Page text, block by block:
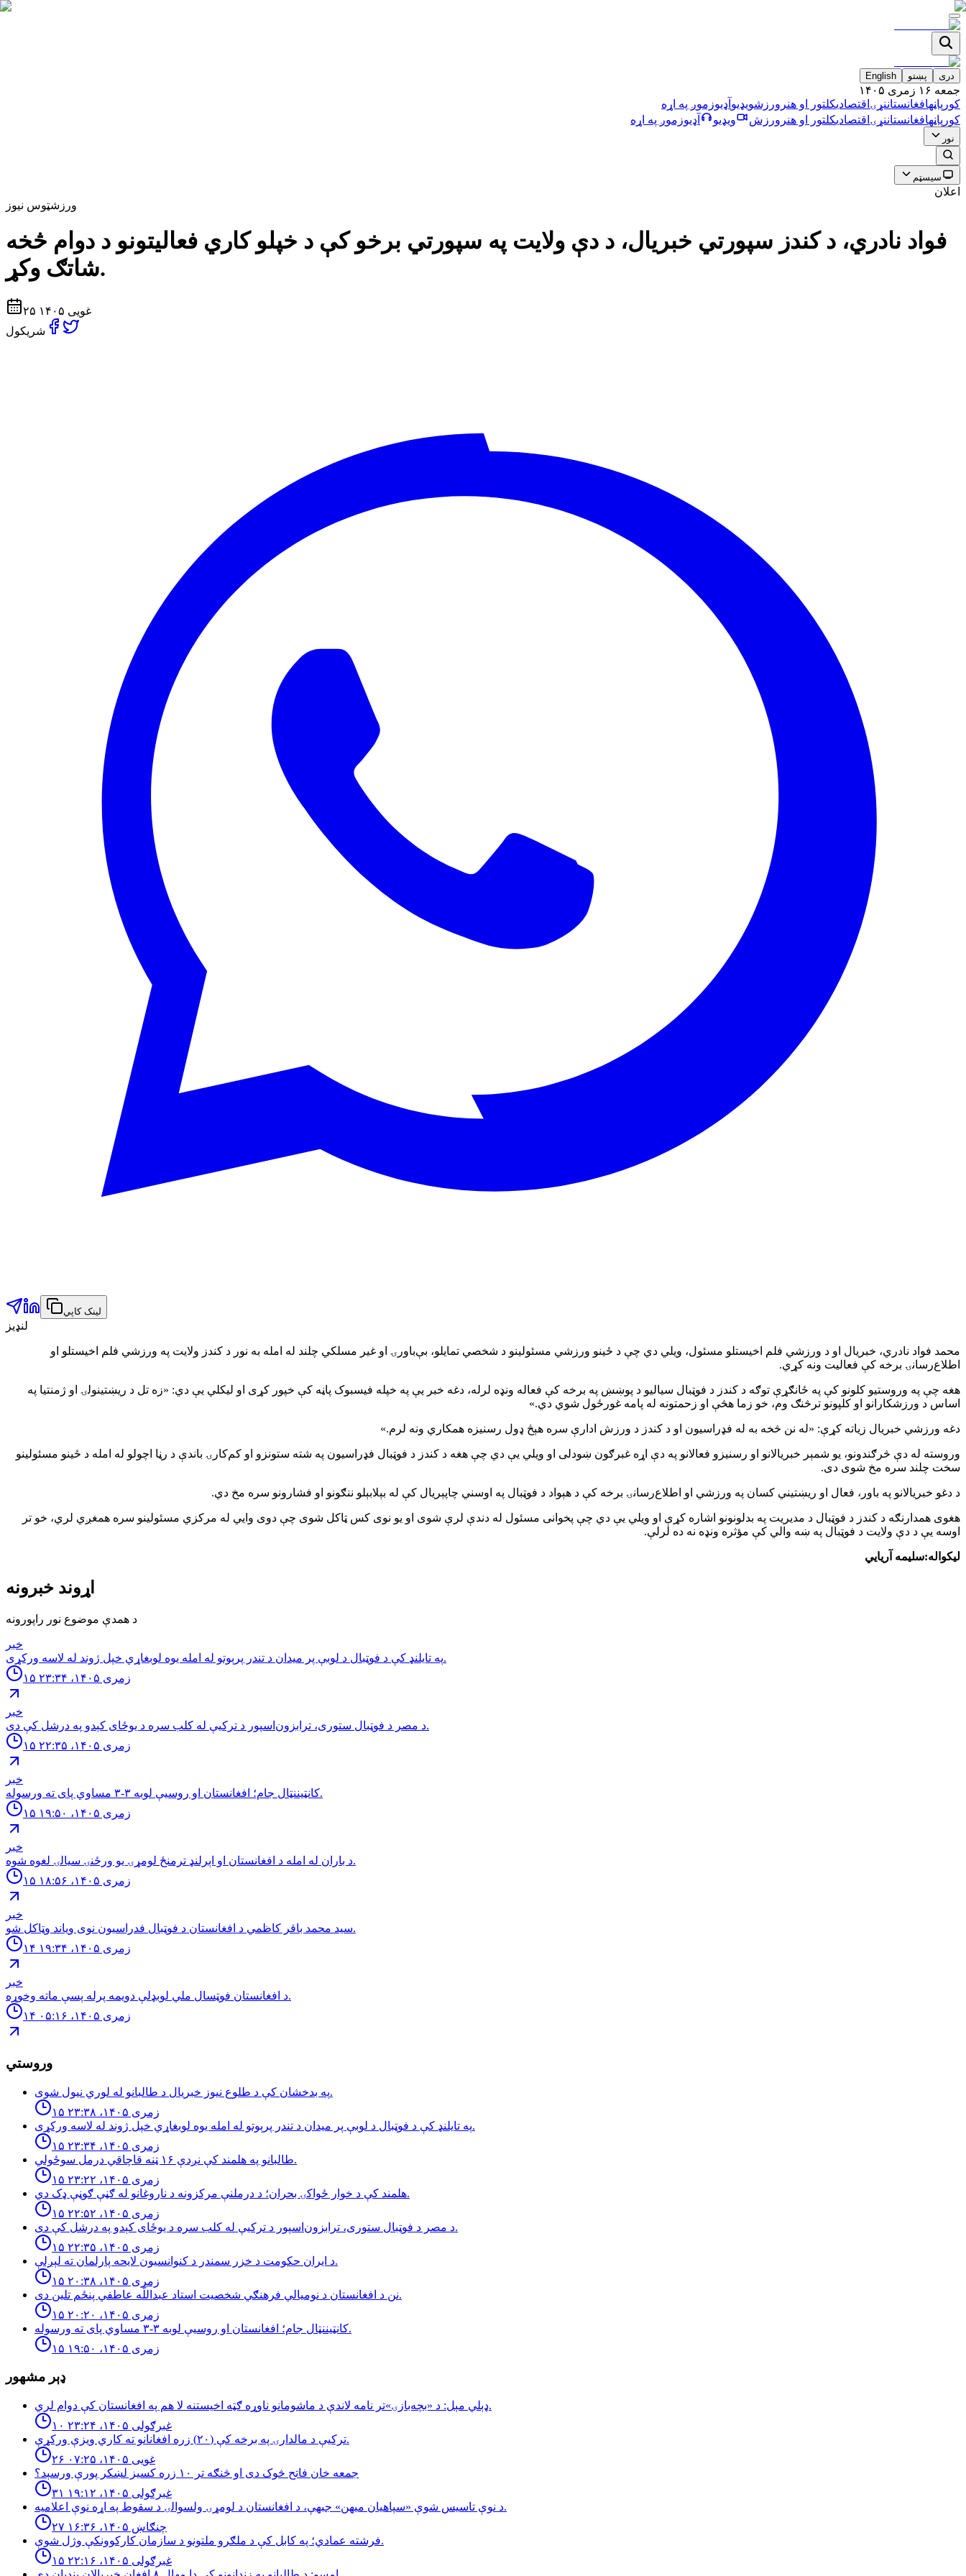
دری پښتو English
جمعه ۱۶ زمری ۱۴۰۵
کورپاڼهافغانستاننړۍ اقتصاديکلتور او هنر ورزشویډیو آډیوزموږ په اړه
کورپاڼهافغانستاننړۍ اقتصاديکلتور او هنر ورزش ویډیو آډیوزموږ په اړه
نور
سیسټم
اعلان
ورزشټوس نیوز
فواد نادري، د کندز سپورتي خبریال، د دې ولایت په سپورتي برخو کې د خپلو کاري فعالیتونو د دوام څخه
شاتګ وکړ.
۲۵ غویی ۱۴۰۵
شریکول
لینک کاپي
لنډیز
محمد فواد نادري، خبریال او د ورزشي فلم اخیستلو مسئول، ویلي دي چې د ځینو ورزشي مسئولینو د شخصي تمايلو، بې‌باورۍ او غیر مسلکي چلند له امله به نور د کندز ولایت په ورزشي فلم اخیستلو او
اطلاع‌رسانۍ برخه کې فعالیت ونه کړي.
هغه چې په وروستیو کلونو کې په ځانګړې توګه د کندز د فوټبال سیالیو د پوښښ په برخه کې فعاله ونډه لرله، دغه خبر یې په خپله فیسبوک پاڼه کې خپور کړی او لیکلي یې دي: «زه تل د ریښتینولۍ او ژمنتیا په
اساس د ورزشکارانو او کلپونو ترڅنګ وم، خو زما هڅې او زحمتونه له پامه غورځول شوي دي.»
دغه ورزشي خبریال زیاته کړې: «له نن څخه به له فډراسیون او د کندز د ورزش ادارې سره هېڅ ډول رسنیزه همکاري ونه لرم.»
وروسته له دې څرګندونو، یو شمېر خبریالانو او رسنیزو فعالانو په دې اړه غبرګون ښودلی او ویلي یې دي چې هغه د کندز د فوټبال فډراسیون په شته ستونزو او کم‌کارۍ باندې د رڼا اچولو له امله د ځینو مسئولینو
سخت چلند سره مخ شوی دی.
د دغو خبریالانو په باور، فعال او ریښتیني کسان په ورزشي او اطلاع‌رسانۍ برخه کې د هېواد د فوټبال په اوسني چاپېریال کې له بېلابېلو ننګونو او فشارونو سره مخ دي.
هغوی همدارنګه د کندز د فوټبال د مدیریت په بدلونونو اشاره کړې او ویلي یې دي چې پخوانی مسئول له دندې لرې شوی او یو نوی کس ټاکل شوی چې دوی وایي له مرکزي مسئولینو سره همغږي لري، خو تر
اوسه یې د دې ولایت د فوټبال په ښه والي کې مؤثره ونډه نه ده لرلې.
لیکواله:سلیمه آریایي
اړوند خبرونه
د همدې موضوع نور راپورونه
خبر
په تایلنډ کې د فوټبال د لوبې پر میدان د تندر پرېوتو له امله یوه لوبغاړي خپل ژوند له لاسه ورکړی.
۱۵ زمری ۱۴۰۵، ۲۳:۳۴
خبر
د مصر د فوټبال ستوری، ترابزون‌اسپور د ترکیې له کلب سره د یوځای کېدو په درشل کې دی.
۱۵ زمری ۱۴۰۵، ۲۲:۳۵
خبر
کانټیننټال جام؛ افغانستان او روسیې لوبه ۳-۳ مساوي پای ته ورسوله.
۱۵ زمری ۱۴۰۵، ۱۹:۵۰
خبر
د باران له امله د افغانستان او اېرلنډ ترمنځ لومړۍ يو ورځنۍ سيالۍ لغوه شوه.
۱۵ زمری ۱۴۰۵، ۱۸:۵۶
خبر
سید محمد باقر کاظمي د افغانستان د فوټبال فدراسیون نوی ویاند وټاکل شو.
۱۴ زمری ۱۴۰۵، ۱۹:۳۴
خبر
د افغانستان فوټسال ملي لوبډلې دويمه پرله پسې ماته وخوړه.
۱۴ زمری ۱۴۰۵، ۰۵:۱۶
وروستي
په بدخشان كې د طلوع نيوز خبريال د طالبانو له لوري نيول شوى.
۱۵ زمری ۱۴۰۵، ۲۳:۳۸
په تایلنډ کې د فوټبال د لوبې پر میدان د تندر پرېوتو له امله یوه لوبغاړي خپل ژوند له لاسه ورکړی.
۱۵ زمری ۱۴۰۵، ۲۳:۳۴
طالبانو په هلمند كې نږدې ۱۶ ټنه قاچاقي درمل سوځولي.
۱۵ زمری ۱۴۰۵، ۲۳:۲۲
هلمند كې د خوار ځواكۍ بحران؛ د درملنې مركزونه د ناروغانو له ګڼې ګوڼې ډک دي.
۱۵ زمری ۱۴۰۵، ۲۲:۵۲
د مصر د فوټبال ستوری، ترابزون‌اسپور د ترکیې له کلب سره د یوځای کېدو په درشل کې دی.
۱۵ زمری ۱۴۰۵، ۲۲:۳۵
د ایران حکومت د خزر سمندر د کنوانسیون لایحه پارلمان ته لېږلې.
۱۵ زمری ۱۴۰۵، ۲۰:۳۸
نن د افغانستان د نوميالي فرهنګي شخصيت استاد عبداللّه عاطفي پنځم تلين دى.
۱۵ زمری ۱۴۰۵، ۲۰:۲۰
کانټیننټال جام؛ افغانستان او روسیې لوبه ۳-۳ مساوي پای ته ورسوله.
۱۵ زمری ۱۴۰۵، ۱۹:۵۰
ډېر مشهور
ډېلي مېل: د «بچه‌بازۍ»تر نامه لاندې د ماشومانو ناوړه ګټه اخیستنه لا هم په افغانستان کې دوام لري.
۱۰ غبرګولی ۱۴۰۵، ۲۳:۲۴
تركيې د مالدارۍ په برخه كې (٢٠) زره افغانانو ته كاري ويزې وركړې.
۲۶ غویی ۱۴۰۵، ۰۷:۲۵
جمعه خان فاتح څوک دی او څنګه تر ۱۰ زره کسیز لښکر پورې ورسېد؟
۳۱ غبرګولی ۱۴۰۵، ۱۹:۱۲
د نوې تاسیس شوې «سپاهیان میهن» جبهې، د افغانستان د لومړۍ ولسوالۍ د سقوط په اړه نوې اعلامیه.
۲۷ چنګاښ ۱۴۰۵، ۱۶:۳۶
فرشته عمادي؛ په کابل کې د ملګرو ملتونو د سازمان کارکوونکې وژل شوې.
۱۵ غبرګولی ۱۴۰۵، ۲۲:۱۶